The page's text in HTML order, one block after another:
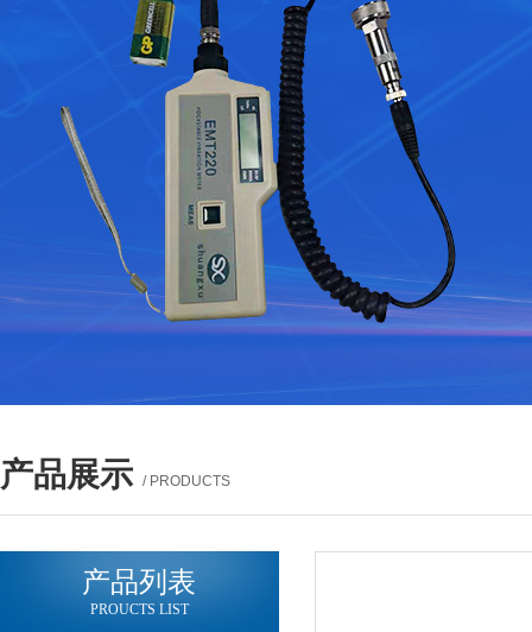
产品展示 / PRODUCTS
产品列表
PROUCTS LIST